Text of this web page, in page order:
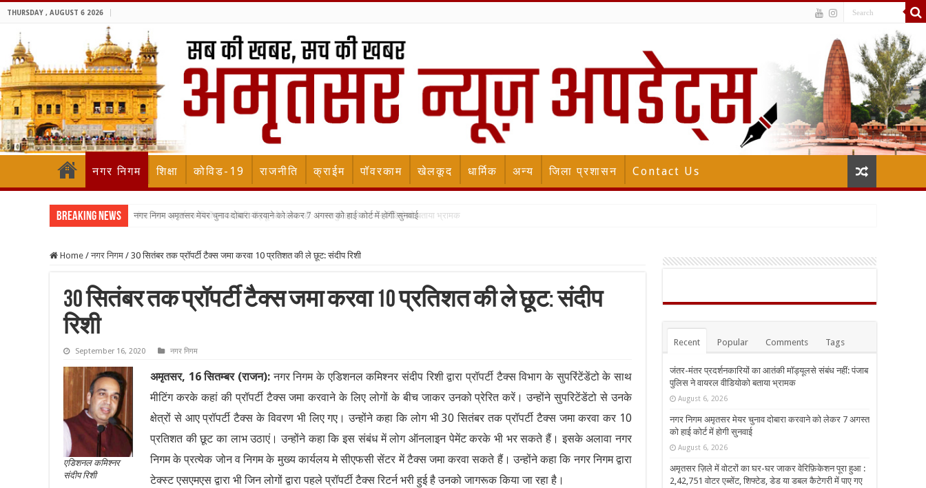
THURSDAY , AUGUST 6 2026
नगर निगम शिक्षा कोविड-19 राजनीति क्राईम पॉवरकाम खेलकूद धार्मिक अन्य जिला प्रशासन Contact Us
Breaking News नगर निगम अमृतसर मेयर चुनाव दोबारा करवाने को लेकर 7 अगस्त को हाई कोर्ट में होगी सुनवाई
Home / नगर निगम / 30 सितंबर तक प्रॉपर्टी टैक्स जमा करवा 10 प्रतिशत की ले छूट: संदीप रिशी
30 सितंबर तक प्रॉपर्टी टैक्स जमा करवा 10 प्रतिशत की ले छूट: संदीप
रिशी
September 16, 2020 नगर निगम
एडिशनल कमिश्नर
संदीप रिशी
अमृतसर, 16 सितम्बर (राजन): नगर निगम के एडिशनल कमिश्नर संदीप रिशी द्वारा प्रॉपर्टी टैक्स विभाग के सुपरिंटेंडेंटो के साथ
मीटिंग करके कहां की प्रॉपर्टी टैक्स जमा करवाने के लिए लोगों के बीच जाकर उनको प्रेरित करें। उन्होंने सुपरिटेंडेंटो से उनके
क्षेत्रों से आए प्रॉपर्टी टैक्स के विवरण भी लिए गए। उन्होंने कहा कि लोग भी 30 सितंबर तक प्रॉपर्टी टैक्स जमा करवा कर 10
प्रतिशत की छूट का लाभ उठाएं। उन्होंने कहा कि इस संबंध में लोग ऑनलाइन पेमेंट करके भी भर सकते हैं। इसके अलावा नगर
निगम के प्रत्येक जोन व निगम के मुख्य कार्यलय मे सीएफसी सेंटर में टैक्स जमा करवा सकते हैं। उन्होंने कहा कि नगर निगम द्वारा
टेक्स्ट एसएमएस द्वारा भी जिन लोगों द्वारा पहले प्रॉपर्टी टैक्स रिटर्न भरी हुई है उनको जागरूक किया जा रहा है।
Recent Popular Comments Tags
जंतर-मंतर प्रदर्शनकारियों का आतंकी मॉड्यूलसे संबंध नहीं: पंजाब
पुलिस ने वायरल वीडियोको बताया भ्रामक
August 6, 2026
नगर निगम अमृतसर मेयर चुनाव दोबारा करवाने को लेकर 7 अगस्त
को हाई कोर्ट में होगी सुनवाई
August 6, 2026
अमृतसर ज़िले में वोटरों का घर-घर जाकर वेरिफ़िकेशन पूरा हुआ :
2,42,751 वोटर एब्सेंट, शिफ्टेड, डेड या डबल कैटेगरी में पाए गए